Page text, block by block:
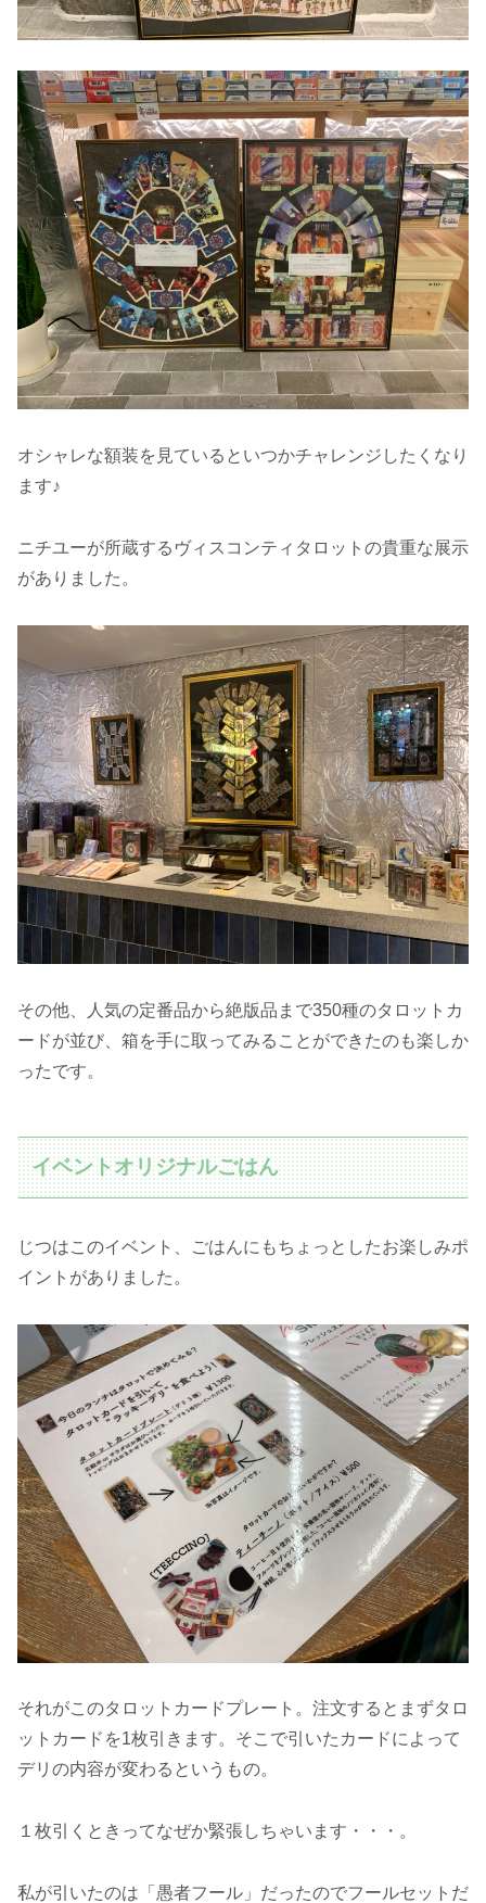
オシャレな額装を見ているといつかチャレンジしたくなり
ます♪
ニチユーが所蔵するヴィスコンティタロットの貴重な展示
がありました。
その他、人気の定番品から絶版品まで350種のタロットカ
ードが並び、箱を手に取ってみることができたのも楽しか
ったです。
イベントオリジナルごはん
じつはこのイベント、ごはんにもちょっとしたお楽しみポ
イントがありました。
それがこのタロットカードプレート。注文するとまずタロ
ットカードを1枚引きます。そこで引いたカードによって
デリの内容が変わるというもの。
１枚引くときってなぜか緊張しちゃいます・・・。
私が引いたのは「愚者フール」だったのでフールセットだ